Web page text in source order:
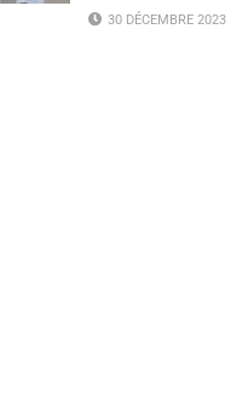
30 DÉCEMBRE 2023